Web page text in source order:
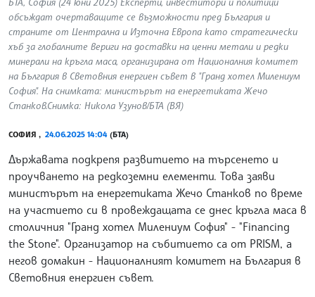
обсъждат очертаващите се възможности пред България и
страните от Централна и Източна Европа като стратегически
хъб за глобалните вериги на доставки на ценни метали и редки
минерали на кръгла маса, организирана от Националния комитет
на България в Световния енергиен съвет в "Гранд хотел Милениум
София". На снимката: министърът на енергетиката Жечо
Станков.Снимка: Никола Узунов/БТА (ВЯ)
СОФИЯ , 24.06.2025 14:04 (БТА)
Държавата подкрепя развитието на търсенето и
проучването на редкоземни елементи. Това заяви
министърът на енергетиката Жечо Станков по време
на участието си в провеждащата се днес кръгла маса в
столичния "Гранд хотел Милениум София" - "Financing
the Stone". Организатор на събитието са от PRISM, а
негов домакин - Националният комитет на България в
Световния енергиен съвет.